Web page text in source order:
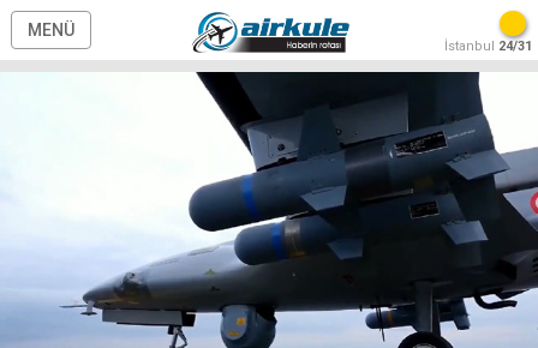
MENÜ
İstanbul 24/31